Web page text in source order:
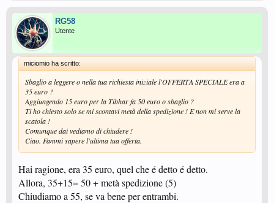
RG58
Utente
miciomio ha scritto:
Sbaglio a leggere o nella tua richiesta iniziale l'OFFERTA SPECIALE era a
35 euro ?
Aggiungendo 15 euro per la Tibhar fa 50 euro o sbaglio ?
Ti ho chiesto solo se mi scontavi metà della spedizione ! E non mi serve la
scatola !
Comunque dai vediamo di chiudere !
Ciao. Fammi sapere l'ultima tua offerta.
Hai ragione, era 35 euro, quel che é detto é detto.
Allora, 35+15= 50 + metà spedizione (5)
Chiudiamo a 55, se va bene per entrambi.